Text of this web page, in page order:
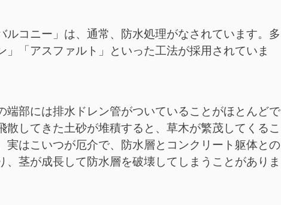
ルコニー」は、通常、防水処理がなされています。多
」「アスファルト」といった工法が採用されていま
端部には排水ドレン管がついていることがほとんどで
散してきた土砂が堆積すると、草木が繁茂してくるこ
実はこいつが厄介で、防水層とコンクリート躯体との
、茎が成長して防水層を破壊してしまうことがありま